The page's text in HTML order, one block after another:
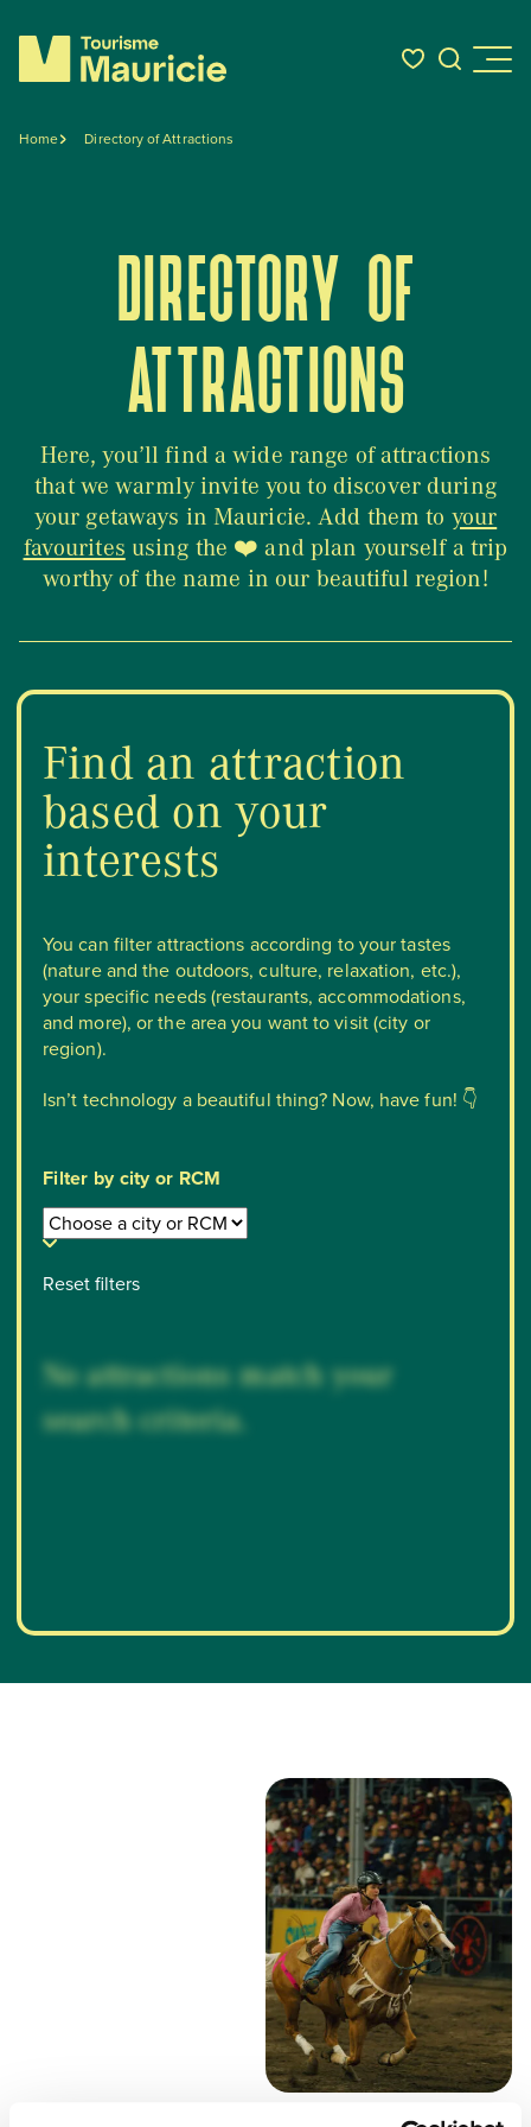
Our territories
Media Zone
Members’ area
Where to Eat
Where to Stay
Events
BLOG
Home Directory of Attractions
DIRECTORY OF
ATTRACTIONS
Here, you’ll find a wide range of attractions
that we warmly invite you to discover during
your getaways in Mauricie. Add them to your
favourites using the ❤️ and plan yourself a trip
worthy of the name in our beautiful region!
Find an attraction
based on your
interests
You can filter attractions according to your tastes
(nature and the outdoors, culture, relaxation, etc.),
your specific needs (restaurants, accommodations,
and more), or the area you want to visit (city or
region).
Isn’t technology a beautiful thing? Now, have fun! 👇
Filter by city or RCM
Reset filters
No attractions match your
search criteria.